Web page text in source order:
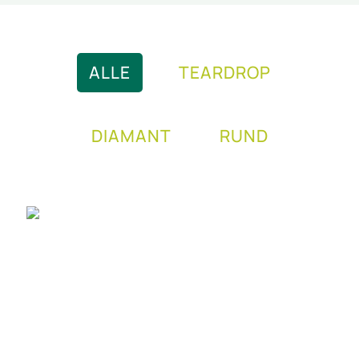
ALLE TEARDROP
DIAMANT RUND